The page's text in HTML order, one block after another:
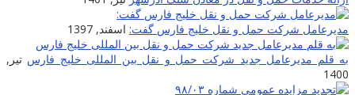
مدیرعامل شرکت حمل و نقل خلیج فارس گفت: اسفند, 1397
به قلم مدیرعامل جدید شرکت حمل و نقل بین المللی خلیج فارس تیر,
1400